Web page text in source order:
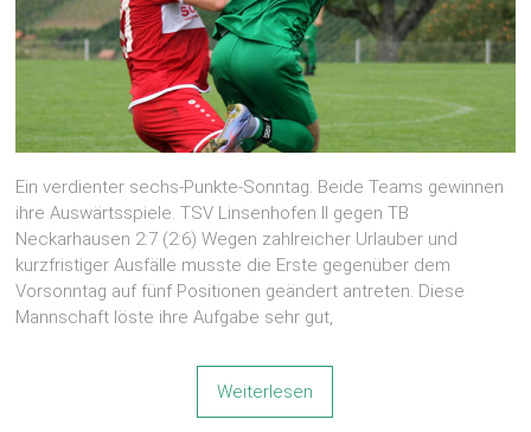
Ein verdienter sechs-Punkte-Sonntag. Beide Teams gewinnen
ihre Auswärtsspiele. TSV Linsenhofen II gegen TB
Neckarhausen 2:7 (2:6) Wegen zahlreicher Urlauber und
kurzfristiger Ausfälle musste die Erste gegenüber dem
Vorsonntag auf fünf Positionen geändert antreten. Diese
Mannschaft löste ihre Aufgabe sehr gut,
Weiterlesen